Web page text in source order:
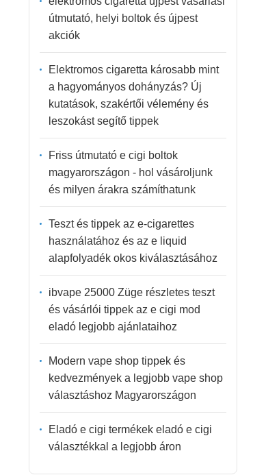
útmutató, helyi boltok és újpest
akciók
Elektromos cigaretta károsabb mint
a hagyományos dohányzás? Új
kutatások, szakértői vélemény és
leszokást segítő tippek
Friss útmutató e cigi boltok
magyarországon - hol vásároljunk
és milyen árakra számíthatunk
Teszt és tippek az e-cigarettes
használatához és az e liquid
alapfolyadék okos kiválasztásához
ibvape 25000 Züge részletes teszt
és vásárlói tippek az e cigi mod
eladó legjobb ajánlataihoz
Modern vape shop tippek és
kedvezmények a legjobb vape shop
választáshoz Magyarországon
Eladó e cigi termékek eladó e cigi
választékkal a legjobb áron